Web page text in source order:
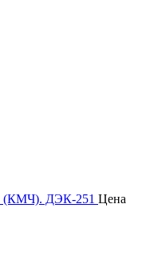
(КМЧ). ДЭК-251 Цена